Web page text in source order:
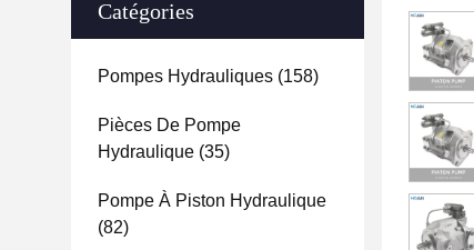
Catégories
Pompes Hydrauliques (158)
Pièces De Pompe
Hydraulique (35)
Pompe À Piston Hydraulique
(82)